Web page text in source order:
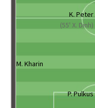
K. Peter
(55' X. Dinh)
M. Kharin
P. Pulkus